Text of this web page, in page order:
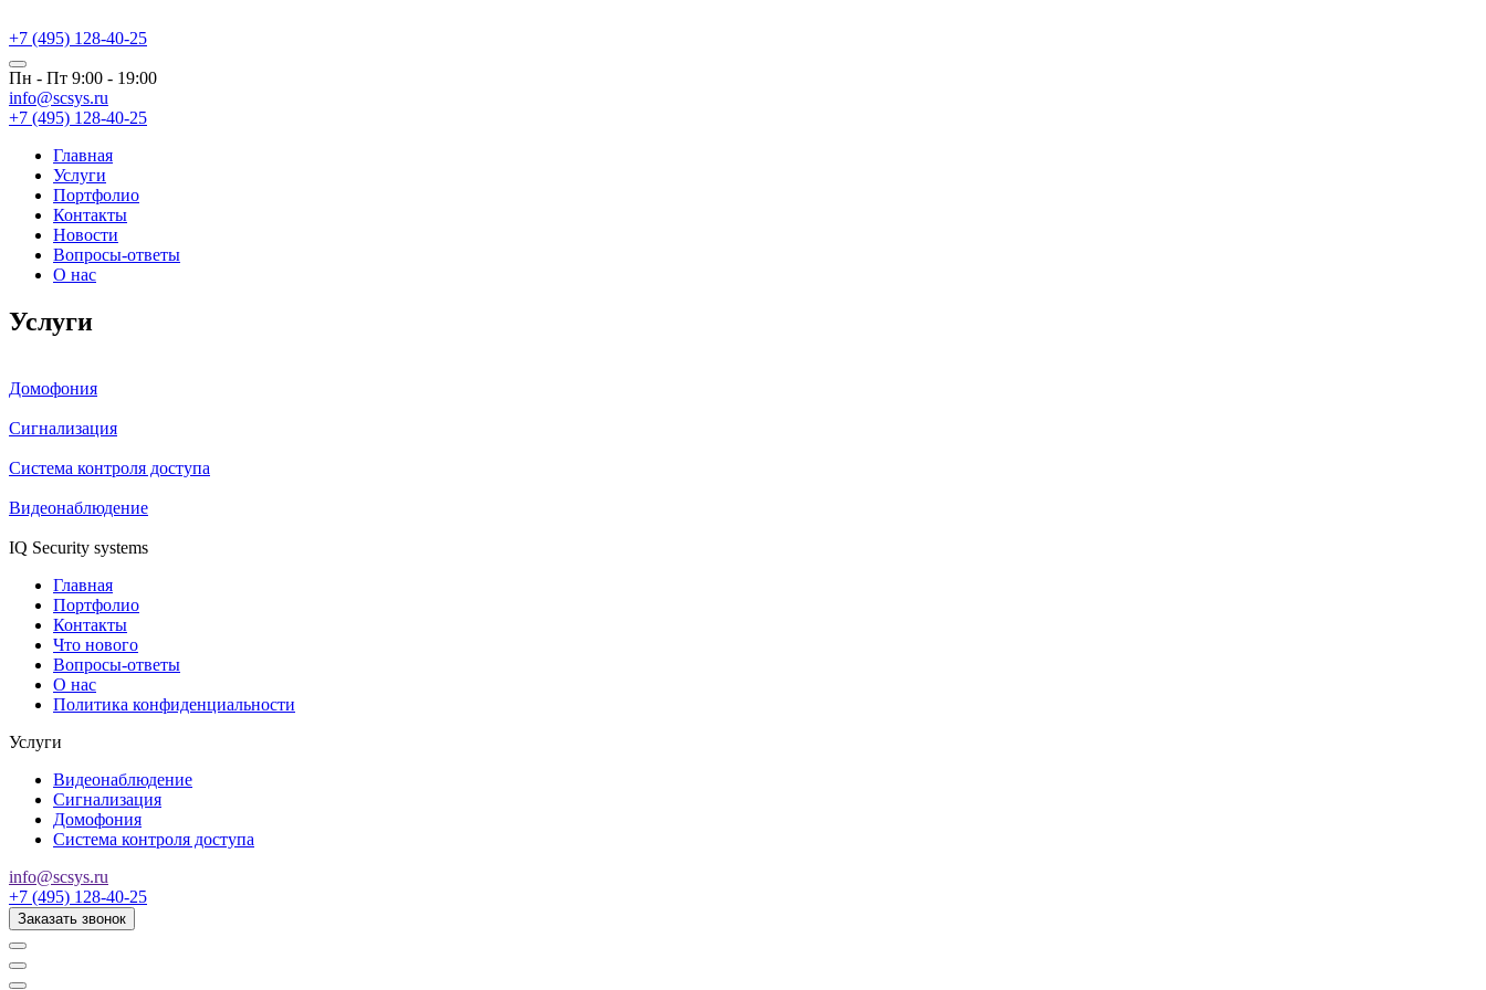
+7 (495) 128-40-25
Пн - Пт 9:00 - 19:00
info@scsys.ru
+7 (495) 128-40-25
Главная
Услуги
Портфолио
Контакты
Новости
Вопросы-ответы
О нас
Услуги
Домофония
Сигнализация
Система контроля доступа
Видеонаблюдение
IQ Security systems
Главная
Портфолио
Контакты
Что нового
Вопросы-ответы
О нас
Политика конфиденциальности
Услуги
Видеонаблюдение
Сигнализация
Домофония
Система контроля доступа
info@scsys.ru
+7 (495) 128-40-25
Заказать звонок